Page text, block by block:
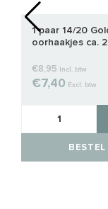
1 paar 14/20
oorhaakjes ca.
€8,95 Incl. btw
€7,40 Excl. btw
BESTEL